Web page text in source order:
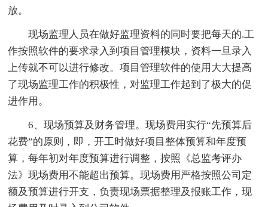
放。
现场监理人员在做好监理资料的同时要把每天的.工
作按照软件的要求录入到项目管理模块，资料一旦录入
上传就不可以进行修改。项目管理软件的使用大大提高
了现场监理工作的积极性，对监理工作起到了极大的促
进作用。
6、现场预算及财务管理。现场费用实行“先预算后
花费”的原则，即，开工时做好项目整体预算和年度预
算，每年初对年度预算进行调整，按照《总监考评办
法》现场费用不能超出预算。现场费用严格按照公司定
额及预算进行开支，负责现场票据整理及报账工作，现